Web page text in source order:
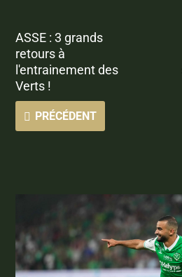
ASSE : 3 grands
retours à
l'entrainement des
Verts !
PRÉCÉDENT